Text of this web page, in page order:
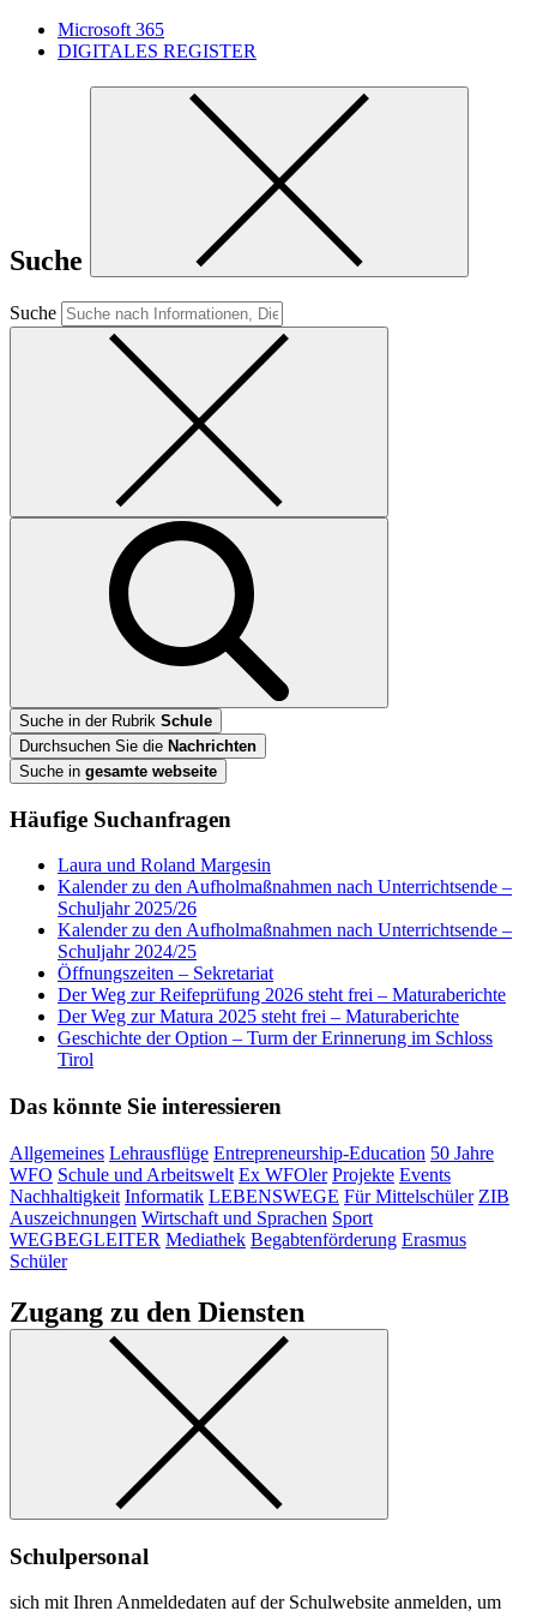
Microsoft 365
DIGITALES REGISTER
Suche
Suche
Suche in der Rubrik Schule
Durchsuchen Sie die Nachrichten
Suche in gesamte webseite
Häufige Suchanfragen
Laura und Roland Margesin
Kalender zu den Aufholmaßnahmen nach Unterrichtsende –
Schuljahr 2025/26
Kalender zu den Aufholmaßnahmen nach Unterrichtsende –
Schuljahr 2024/25
Öffnungszeiten – Sekretariat
Der Weg zur Reifeprüfung 2026 steht frei – Maturaberichte
Der Weg zur Matura 2025 steht frei – Maturaberichte
Geschichte der Option – Turm der Erinnerung im Schloss
Tirol
Das könnte Sie interessieren
Allgemeines Lehrausflüge Entrepreneurship-Education 50 Jahre
WFO Schule und Arbeitswelt Ex WFOler Projekte Events
Nachhaltigkeit Informatik LEBENSWEGE Für Mittelschüler ZIB
Auszeichnungen Wirtschaft und Sprachen Sport
WEGBEGLEITER Mediathek Begabtenförderung Erasmus
Schüler
Zugang zu den Diensten
Schulpersonal
sich mit Ihren Anmeldedaten auf der Schulwebsite anmelden, um